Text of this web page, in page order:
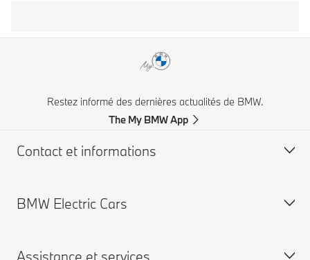
Restez informé des dernières actualités de BMW.
The My BMW App
Contact et informations
Service clientèle BMW
Trouver un concessionnaire BMW
BMW Electric Cars
BMW électriques
Assistance et services